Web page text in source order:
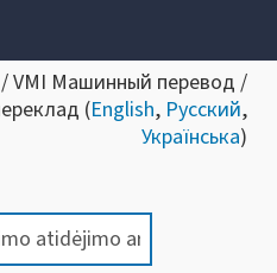
VMI Машинный перевод /
(English, Русский,
Українська)